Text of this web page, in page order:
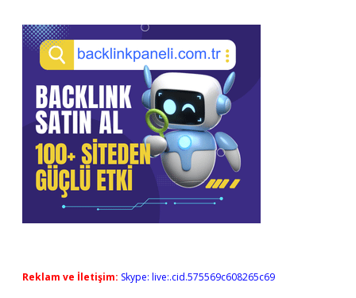
Reklam ve İletişim: Skype: live:.cid.575569c608265c69